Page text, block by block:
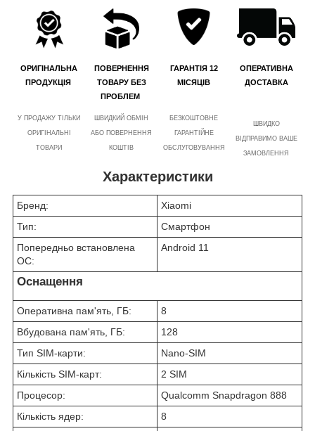
ОРИГІНАЛЬНА
ПРОДУКЦІЯ
ПОВЕРНЕННЯ
ТОВАРУ БЕЗ
ПРОБЛЕМ
ГАРАНТІЯ 12
МІСЯЦІВ
ОПЕРАТИВНА
ДОСТАВКА
У ПРОДАЖУ ТІЛЬКИ
ОРИГІНАЛЬНІ
ТОВАРИ
ШВИДКИЙ ОБМІН
АБО ПОВЕРНЕННЯ
КОШТІВ
БЕЗКОШТОВНЕ
ГАРАНТІЙНЕ
ОБСЛУГОВУВАННЯ
ШВИДКО
ВІДПРАВИМО ВАШЕ
ЗАМОВЛЕННЯ
Характеристики
Бренд:
Xiaomi
Тип:
Смартфон
Попередньо встановлена
ОС:
Android 11
Оснащення
Оперативна пам'ять, ГБ:
8
Вбудована пам'ять, ГБ:
128
Тип SIM-карти:
Nano-SIM
Кількість SIM-карт:
2 SIM
Процесор:
Qualcomm Snapdragon 888
Кількість ядер:
8